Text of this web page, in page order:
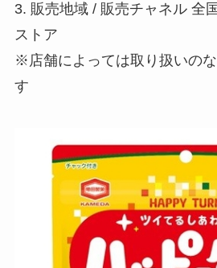
3. 販売地域 / 販売チャネル 全
ストア
※店舗によっては取り扱いの
す